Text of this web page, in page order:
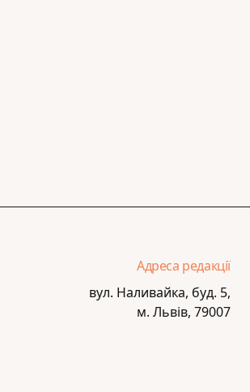
Адреса редакції
вул. Наливайка, буд. 5,
м. Львів, 79007